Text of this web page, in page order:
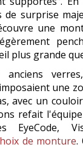
de surprise
une
plus grande
une
avec un
refait
EyeCode,
de monture.